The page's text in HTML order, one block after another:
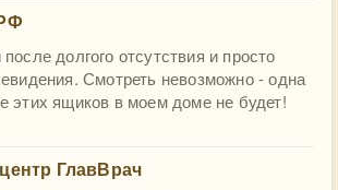
долгого отсутствия и просто
Смотреть невозможно - одна
этих ящиков в моем доме не будет!
ГлавВрач